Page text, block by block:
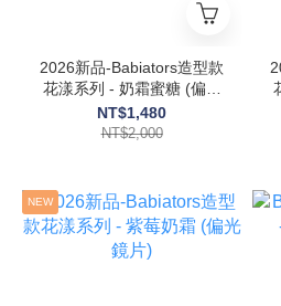
2026新品-Babiators造型款
花漾系列 - 奶霜蜜糖 (偏光
鏡片)
NT$1,480
NT$2,000
NEW